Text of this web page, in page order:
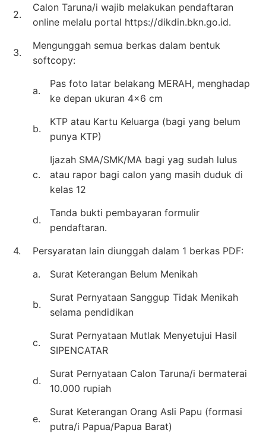
2.
Calon Taruna/i wajib melakukan pendaftaran
online melalu portal https://dikdin.bkn.go.id.
3.
Mengunggah semua berkas dalam bentuk
softcopy:
a.
Pas foto latar belakang MERAH, menghadap
ke depan ukuran 4×6 cm
b.
KTP atau Kartu Keluarga (bagi yang belum
punya KTP)
c.
Ijazah SMA/SMK/MA bagi yag sudah lulus
atau rapor bagi calon yang masih duduk di
kelas 12
d.
Tanda bukti pembayaran formulir
pendaftaran.
4.
Persyaratan lain diunggah dalam 1 berkas PDF:
a.
Surat Keterangan Belum Menikah
b.
Surat Pernyataan Sanggup Tidak Menikah
selama pendidikan
c.
Surat Pernyataan Mutlak Menyetujui Hasil
SIPENCATAR
d.
Surat Pernyataan Calon Taruna/i bermaterai
10.000 rupiah
e.
Surat Keterangan Orang Asli Papu (formasi
putra/i Papua/Papua Barat)